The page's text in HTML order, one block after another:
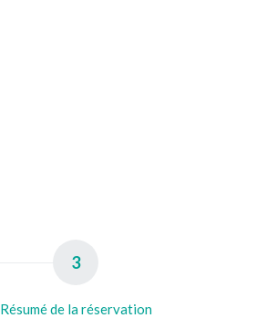
3
Résumé de la réservation